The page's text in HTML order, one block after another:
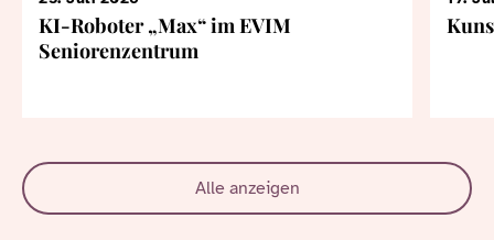
KI-Roboter „Max“ im EVIM
Seniorenzentrum
Alle anzeigen